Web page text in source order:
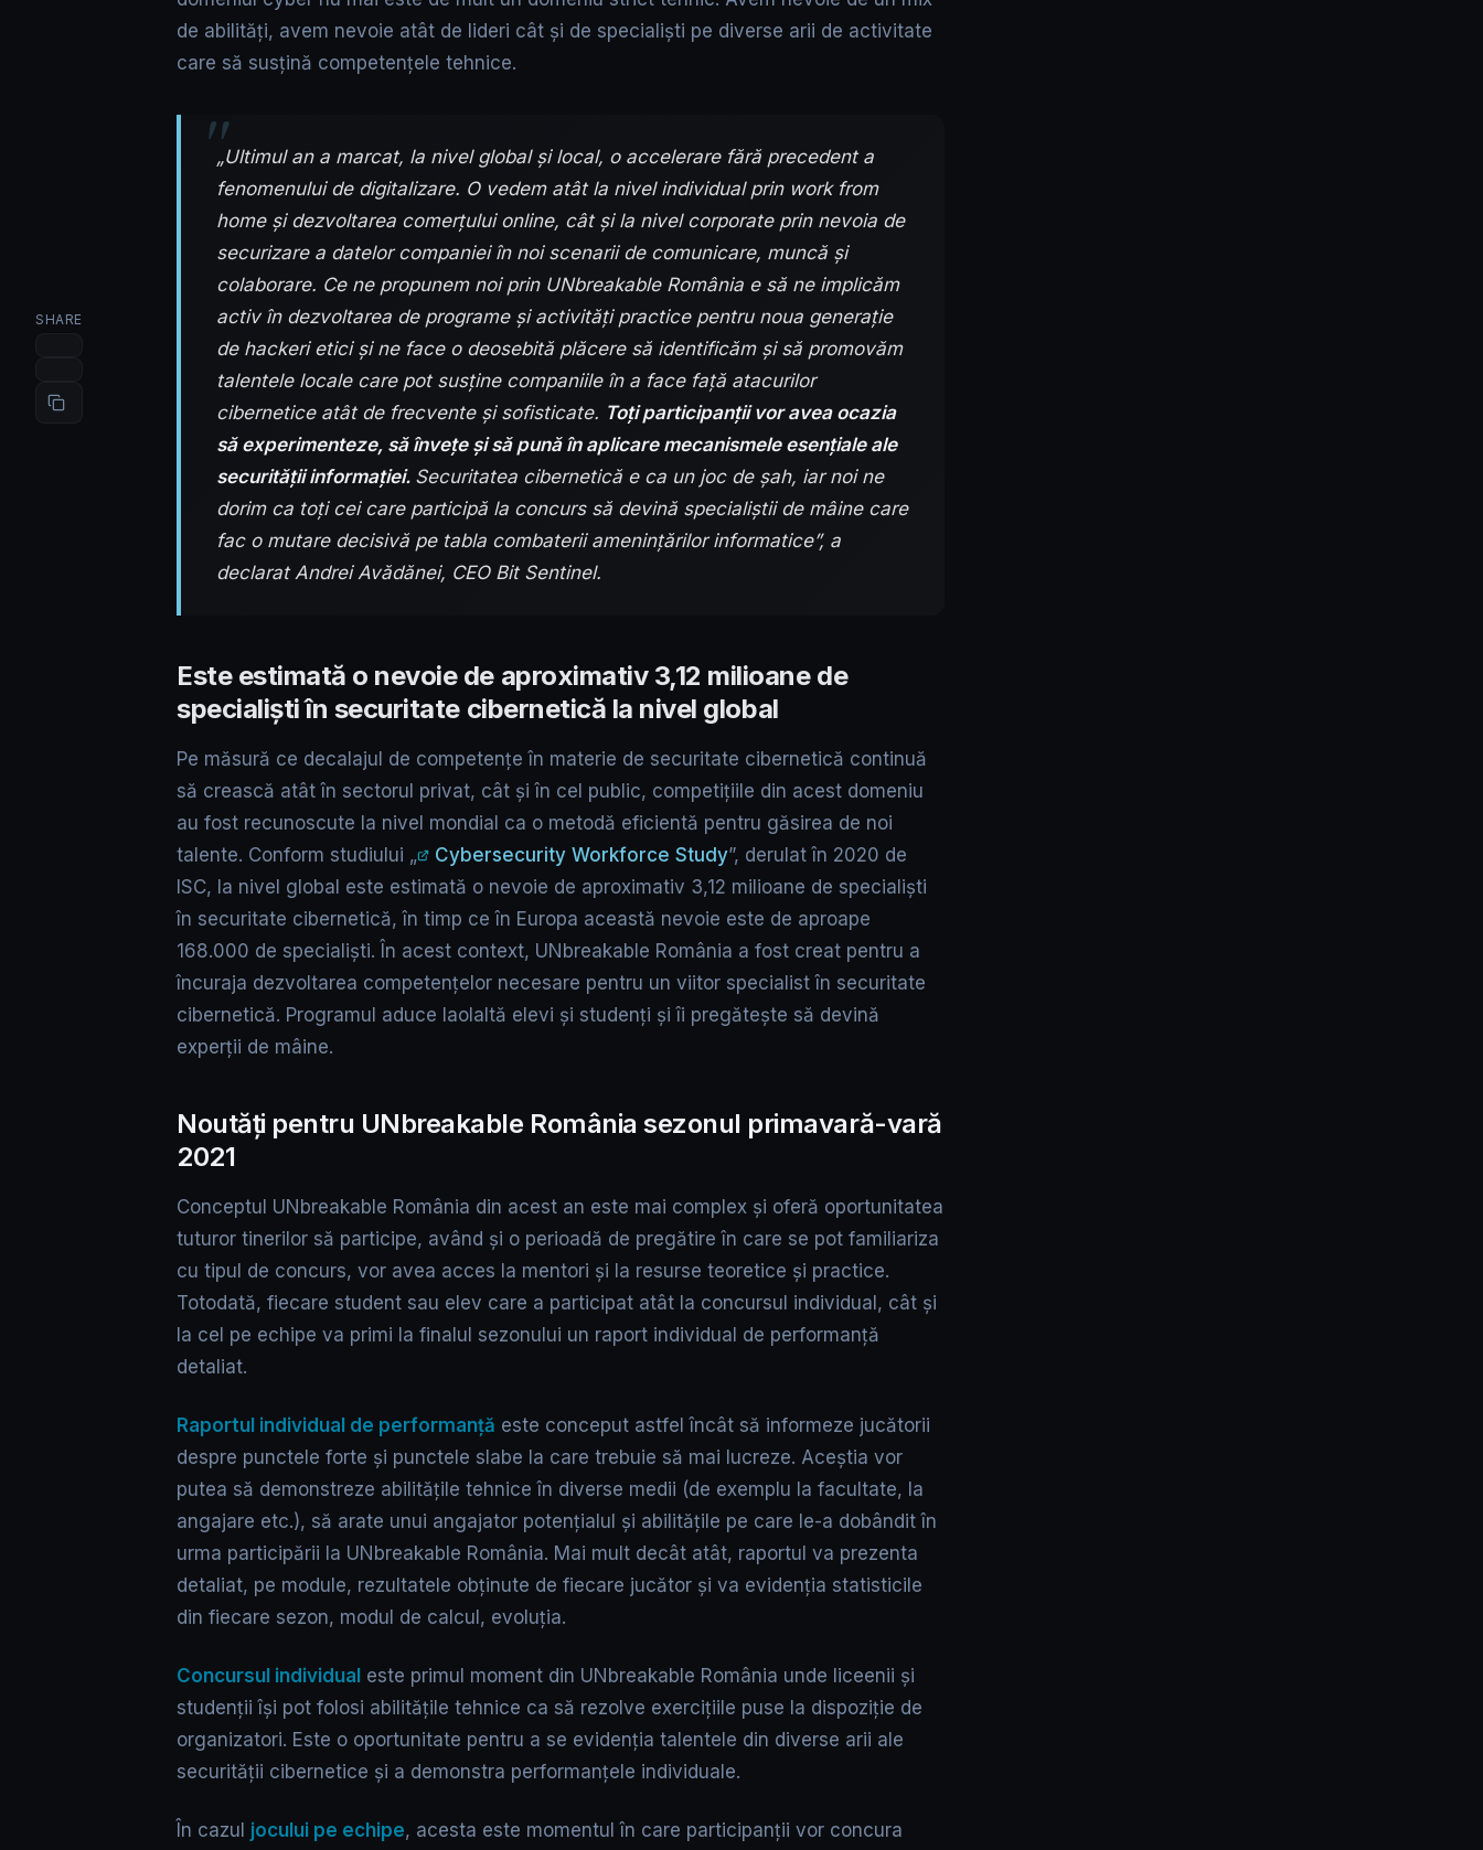
SHARE
de abilități, avem nevoie atât de lideri cât și de specialiști pe diverse arii de activitate
care să susțină competențele tehnice.
„Ultimul an a marcat, la nivel global și local, o accelerare fără precedent a
fenomenului de digitalizare. O vedem atât la nivel individual prin work from
home și dezvoltarea comerțului online, cât și la nivel corporate prin nevoia de
securizare a datelor companiei în noi scenarii de comunicare, muncă și
colaborare. Ce ne propunem noi prin UNbreakable România e să ne implicăm
activ în dezvoltarea de programe și activități practice pentru noua generație
de hackeri etici și ne face o deosebită plăcere să identificăm și să promovăm
talentele locale care pot susține companiile în a face față atacurilor
cibernetice atât de frecvente și sofisticate. Toți participanții vor avea ocazia
să experimenteze, să învețe și să pună în aplicare mecanismele esențiale ale
securității informației. Securitatea cibernetică e ca un joc de șah, iar noi ne
dorim ca toți cei care participă la concurs să devină specialiștii de mâine care
fac o mutare decisivă pe tabla combaterii amenințărilor informatice”, a
declarat Andrei Avădănei, CEO Bit Sentinel.
Este estimată o nevoie de aproximativ 3,12 milioane de
specialiști în securitate cibernetică la nivel global
Pe măsură ce decalajul de competențe în materie de securitate cibernetică continuă
să crească atât în sectorul privat, cât și în cel public, competițiile din acest domeniu
au fost recunoscute la nivel mondial ca o metodă eficientă pentru găsirea de noi
talente. Conform studiului „
Cybersecurity Workforce Study”, derulat în 2020 de
ISC, la nivel global este estimată o nevoie de aproximativ 3,12 milioane de specialiști
în securitate cibernetică, în timp ce în Europa această nevoie este de aproape
168.000 de specialiști. În acest context, UNbreakable România a fost creat pentru a
încuraja dezvoltarea competențelor necesare pentru un viitor specialist în securitate
cibernetică. Programul aduce laolaltă elevi și studenți și îi pregătește să devină
experții de mâine.
Noutăți pentru UNbreakable România sezonul primavară-vară
2021
Conceptul UNbreakable România din acest an este mai complex și oferă oportunitatea
tuturor tinerilor să participe, având și o perioadă de pregătire în care se pot familiariza
cu tipul de concurs, vor avea acces la mentori și la resurse teoretice și practice.
Totodată, fiecare student sau elev care a participat atât la concursul individual, cât și
la cel pe echipe va primi la finalul sezonului un raport individual de performanță
detaliat.
Raportul individual de performanță este conceput astfel încât să informeze jucătorii
despre punctele forte și punctele slabe la care trebuie să mai lucreze. Aceștia vor
putea să demonstreze abilitățile tehnice în diverse medii (de exemplu la facultate, la
angajare etc.), să arate unui angajator potențialul și abilitățile pe care le-a dobândit în
urma participării la UNbreakable România. Mai mult decât atât, raportul va prezenta
detaliat, pe module, rezultatele obținute de fiecare jucător și va evidenția statisticile
din fiecare sezon, modul de calcul, evoluția.
Concursul individual este primul moment din UNbreakable România unde liceenii și
studenții își pot folosi abilitățile tehnice ca să rezolve exercițiile puse la dispoziție de
organizatori. Este o oportunitate pentru a se evidenția talentele din diverse arii ale
securității cibernetice și a demonstra performanțele individuale.
În cazul jocului pe echipe, acesta este momentul în care participanții vor concura